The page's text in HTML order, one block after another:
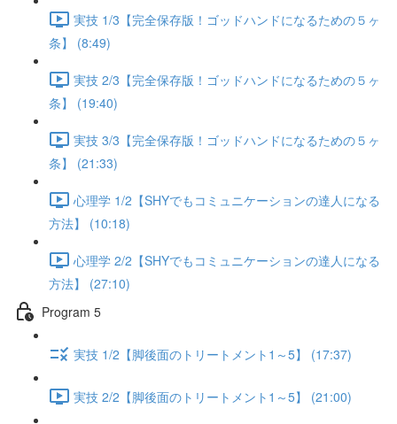
実技 1/3【完全保存版！ゴッドハンドになるための５ヶ
条】 (8:49)
実技 2/3【完全保存版！ゴッドハンドになるための５ヶ
条】 (19:40)
実技 3/3【完全保存版！ゴッドハンドになるための５ヶ
条】 (21:33)
心理学 1/2【SHYでもコミュニケーションの達人になる
方法】 (10:18)
心理学 2/2【SHYでもコミュニケーションの達人になる
方法】 (27:10)
Program 5
実技 1/2【脚後面のトリートメント1～5】 (17:37)
実技 2/2【脚後面のトリートメント1～5】 (21:00)